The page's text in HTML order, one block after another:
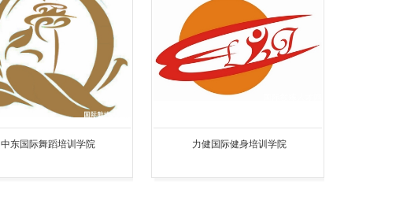
中东国际舞蹈培训学院 力健国际健身培训学院